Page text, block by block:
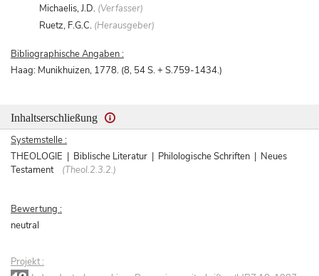
Michaelis, J.D. (Verfasser)
Ruetz, F.G.C. (Herausgeber)
Bibliographische Angaben :
Haag: Munikhuizen, 1778. (8, 54 S. + S.759-1434.)
Inhaltserschließung
Systemstelle :
THEOLOGIE | Biblische Literatur | Philologische Schriften | Neues
Testament
(Theol.2.3.2.)
Bewertung :
neutral
Projekt :